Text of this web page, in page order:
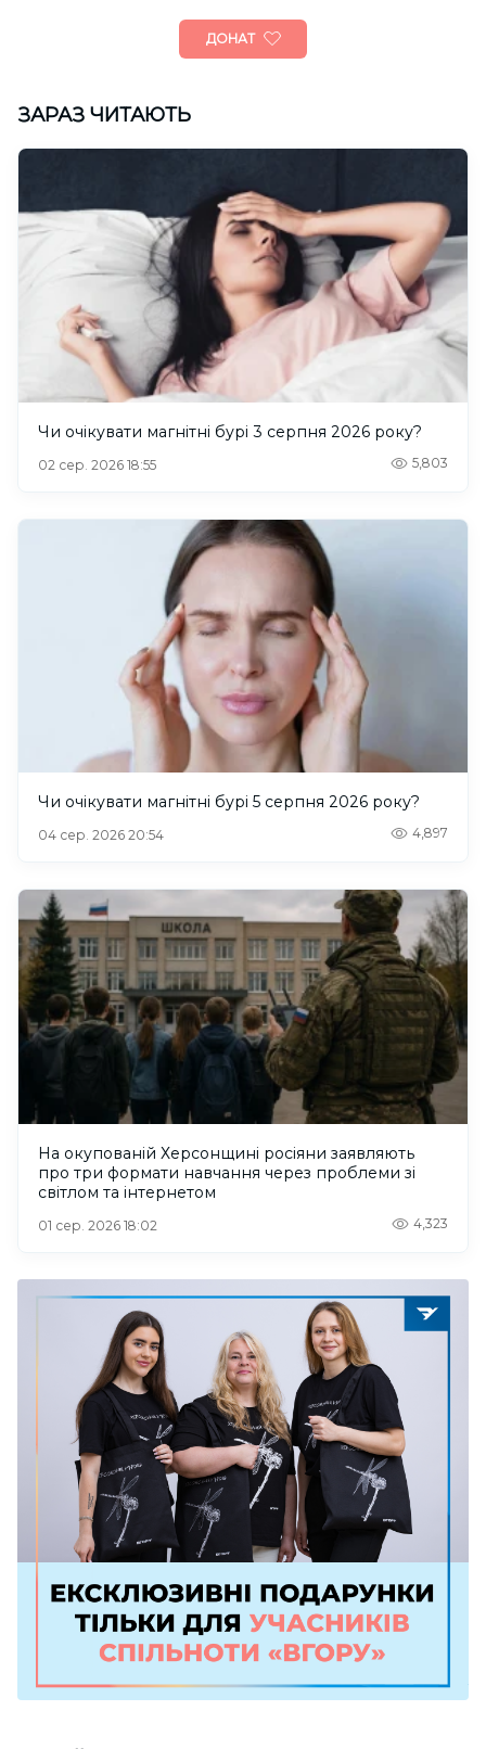
ДОНАТ
ЗАРАЗ ЧИТАЮТЬ
Чи очікувати магнітні бурі 3 серпня 2026 року?
02 сер. 2026 18:55 5,803
Чи очікувати магнітні бурі 5 серпня 2026 року?
04 сер. 2026 20:54 4,897
На окупованій Херсонщині росіяни заявляють
про три формати навчання через проблеми зі
світлом та інтернетом
01 сер. 2026 18:02 4,323